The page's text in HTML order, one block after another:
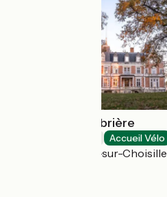
Château de l'Aubrière
Accueil Vélo
La Membrolle-sur-Choisille